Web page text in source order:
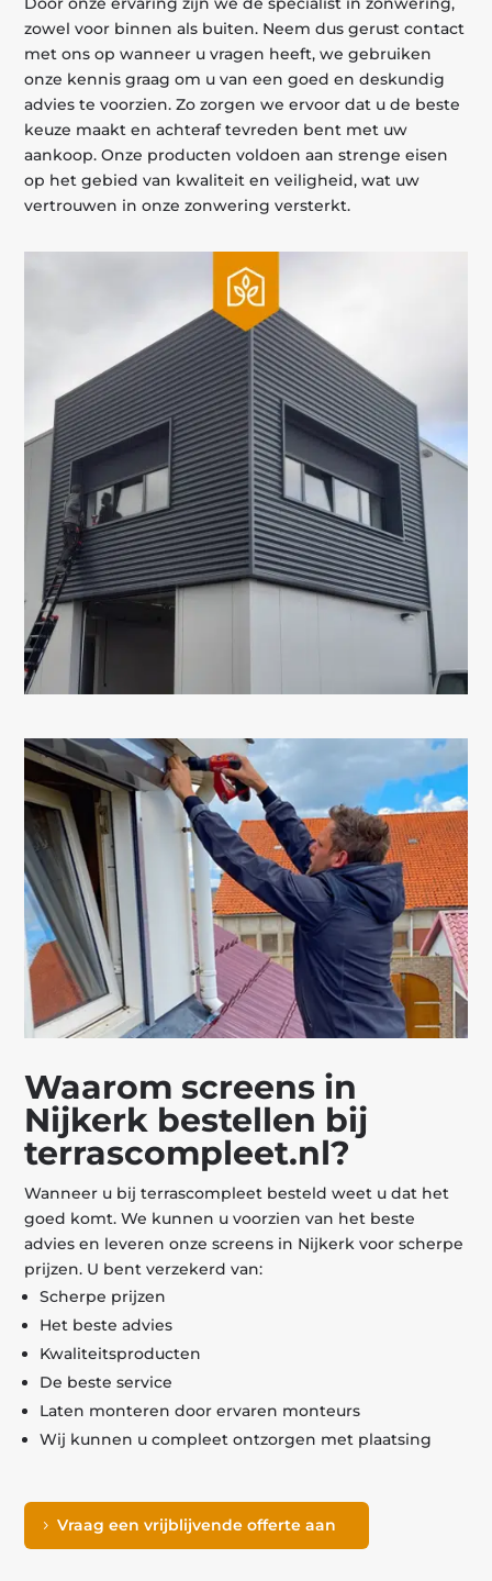
zowel voor binnen als buiten. Neem dus gerust contact
met ons op wanneer u vragen heeft, we gebruiken
onze kennis graag om u van een goed en deskundig
advies te voorzien. Zo zorgen we ervoor dat u de beste
keuze maakt en achteraf tevreden bent met uw
aankoop. Onze producten voldoen aan strenge eisen
op het gebied van kwaliteit en veiligheid, wat uw
vertrouwen in onze zonwering versterkt.
Waarom screens in
Nijkerk bestellen bij
terrascompleet.nl?
Wanneer u bij terrascompleet besteld weet u dat het
goed komt. We kunnen u voorzien van het beste
advies en leveren onze screens in Nijkerk voor scherpe
prijzen. U bent verzekerd van:
Scherpe prijzen
Het beste advies
Kwaliteitsproducten
De beste service
Laten monteren door ervaren monteurs
Wij kunnen u compleet ontzorgen met plaatsing
Vraag een vrijblijvende offerte aan